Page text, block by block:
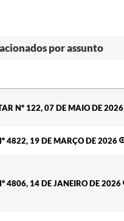
por assunto
Nº 122, 07 DE MAIO DE 2026
4822, 19 DE MARÇO DE 2026
4806, 14 DE JANEIRO DE 2026